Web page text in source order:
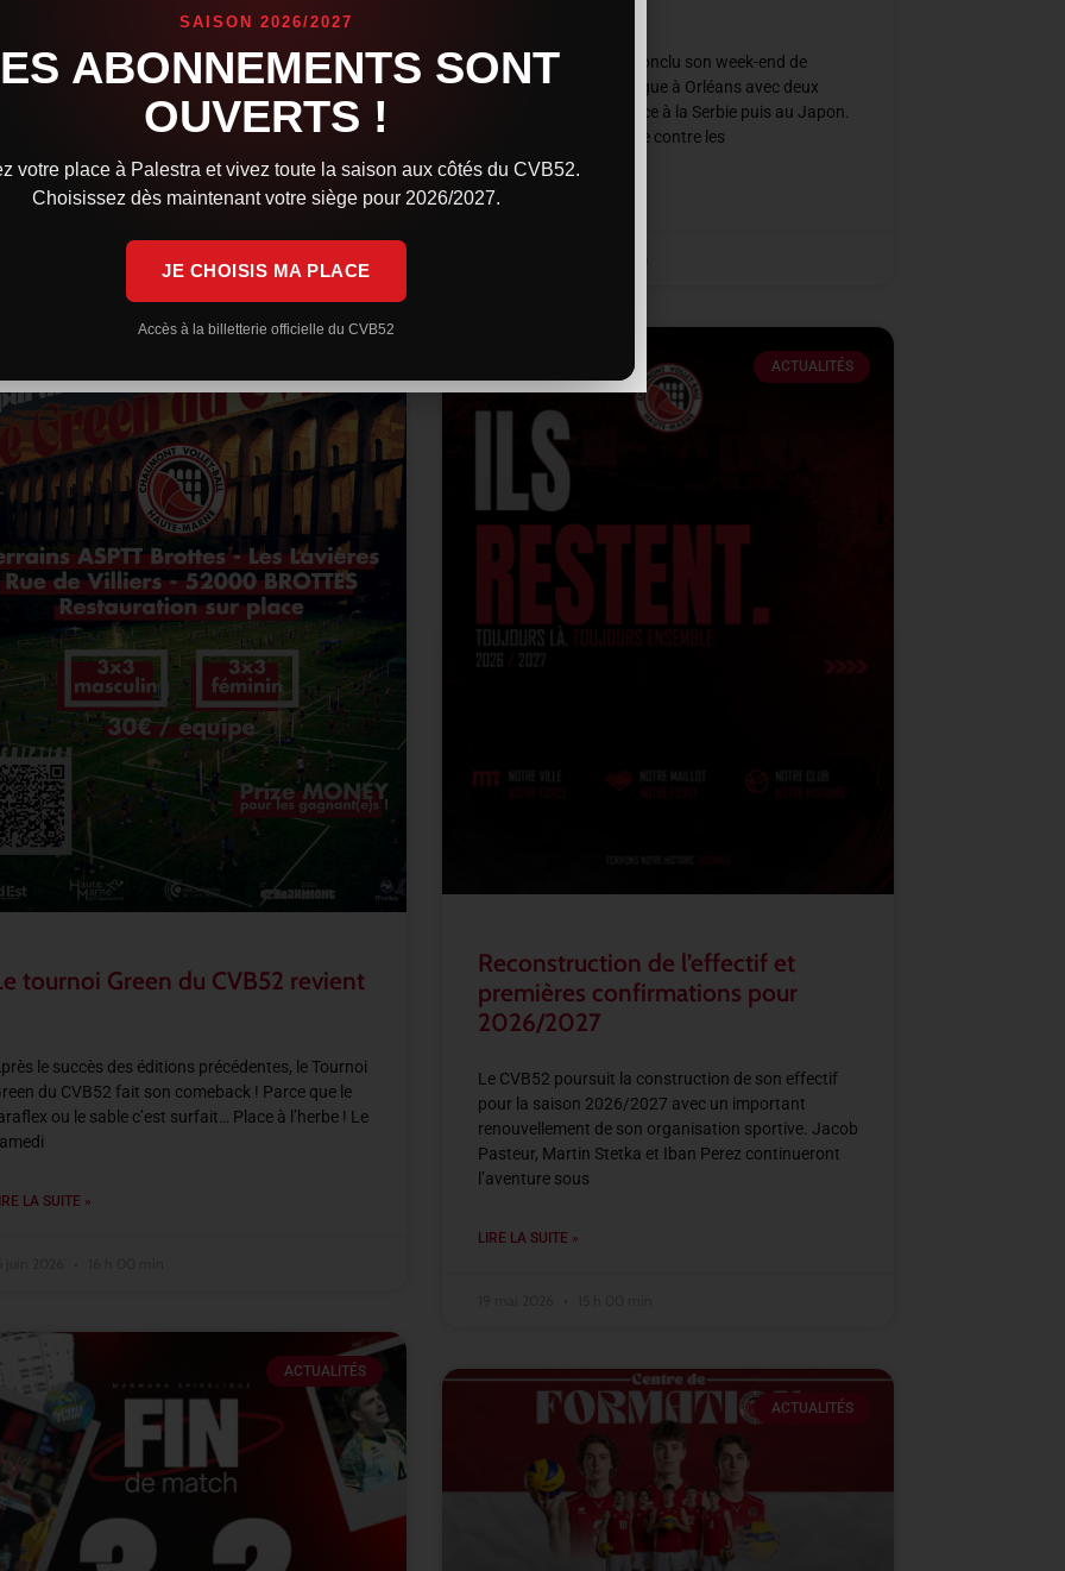
Lindqvist avec la Finlande a rendez-vous en finale
de l’European League, tandis que la République
et Martin Stetka sont sorti vainqueurs des
8 juillet 2026 9 h 59 min
L’équipe de France a conclu son week-end de
Volleyball Nations League à Orléans avec deux
rencontres intenses face à la Serbie puis au Japon.
Après une victoire nette contre les
LIRE LA SUITE »
tournoi Green du CVB52 revient
le succès des éditions précédentes, le Tournoi
du CVB52 fait son comeback ! Parce que le
ou le sable c’est surfait… Place à l’herbe ! Le
LA SUITE »
ACTUALITÉS
Reconstruction de l’effectif et
premières confirmations pour
2026/2027
Le CVB52 poursuit la construction de son effectif
pour la saison 2026/2027 avec un important
renouvellement de son organisation sportive. Jacob
Pasteur, Martin Stetka et Iban Perez continueront
l’aventure sous
LIRE LA SUITE »
ACTUALITÉS
ACTUALITÉS
SAISON 2026/2027
ABONNEMENTS SONT
OUVERTS !
votre place à Palestra et vivez toute la saison aux côtés du CVB52.
Choisissez dès maintenant votre siège pour 2026/2027.
JE CHOISIS MA PLACE
Accès à la billetterie officielle du CVB52